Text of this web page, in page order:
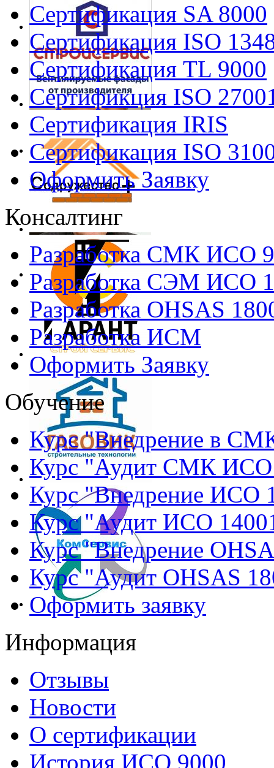
Сертификация SA 8000
Сертификация ISO
Сертификация TL 9000
Сертификция ISO
Сертификация IRIS
Сертификация ISO
Оформить Заявку
Консалтинг
Разработка СМК ИСО
Разработка СЭМ ИСО
Разработка OHSAS
Разработка ИСМ
Оформить Заявку
Обучение
Курс "Внедрение в
Курс "Аудит СМК ИСО
Курс "Внедрение ИСО
Курс "Аудит ИСО
Курс "Внедрение
Курс "Аудит OHSAS
Оформить заявку
Информация
Отзывы
Новости
О сертификации
История ИСО 9000